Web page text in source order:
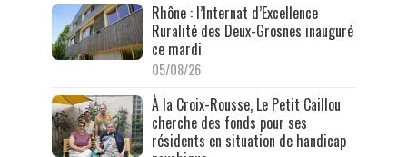
Rhône : l’Internat d’Excellence
Ruralité des Deux-Grosnes inauguré
ce mardi
05/08/26
À la Croix-Rousse, Le Petit Caillou
cherche des fonds pour ses
résidents en situation de handicap